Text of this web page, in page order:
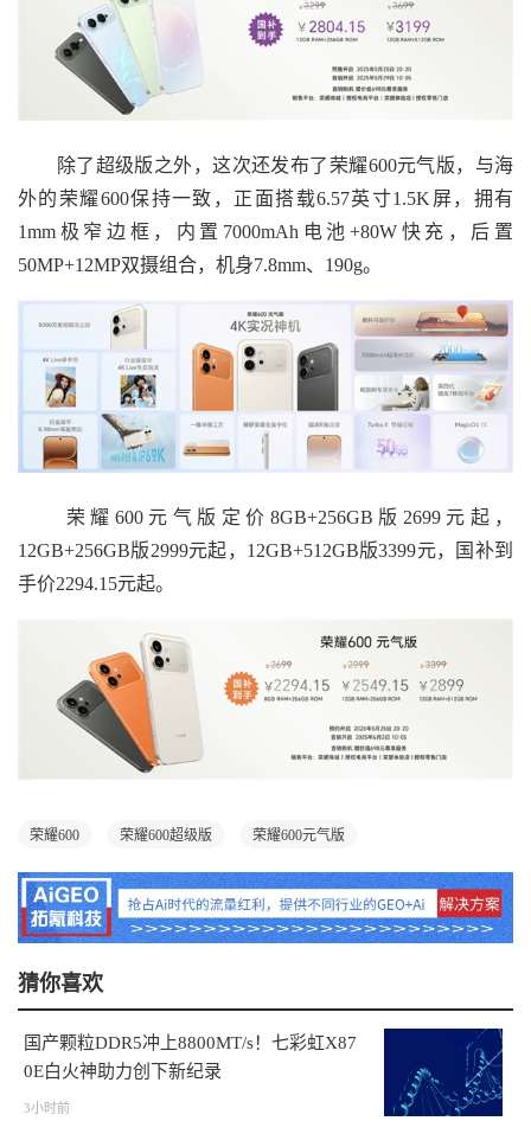
除了超级版之外，这次还发布了荣耀600元气版，与海
外的荣耀600保持一致，正面搭载6.57英寸1.5K屏，拥有
1mm极窄边框，内置7000mAh电池+80W快充，后置
50MP+12MP双摄组合，机身7.8mm、190g。
荣耀600元气版定价8GB+256GB版2699元起，
12GB+256GB版2999元起，12GB+512GB版3399元，国补到
手价2294.15元起。
荣耀600 荣耀600超级版 荣耀600元气版
猜你喜欢
国产颗粒DDR5冲上8800MT/s！七彩虹X87
0E白火神助力创下新纪录
3小时前